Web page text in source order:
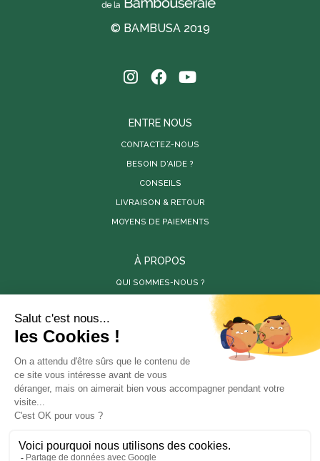
© BAMBUSA 2019
ENTRE NOUS
CONTACTEZ-NOUS
BESOIN D'AIDE ?
CONSEILS
LIVRAISON & RETOUR
MOYENS DE PAIEMENTS
À PROPOS
QUI SOMMES-NOUS ?
SITES PARTENAIRES
STORE-FACTORY
En poursuivant votre navigation sur ce site, vous